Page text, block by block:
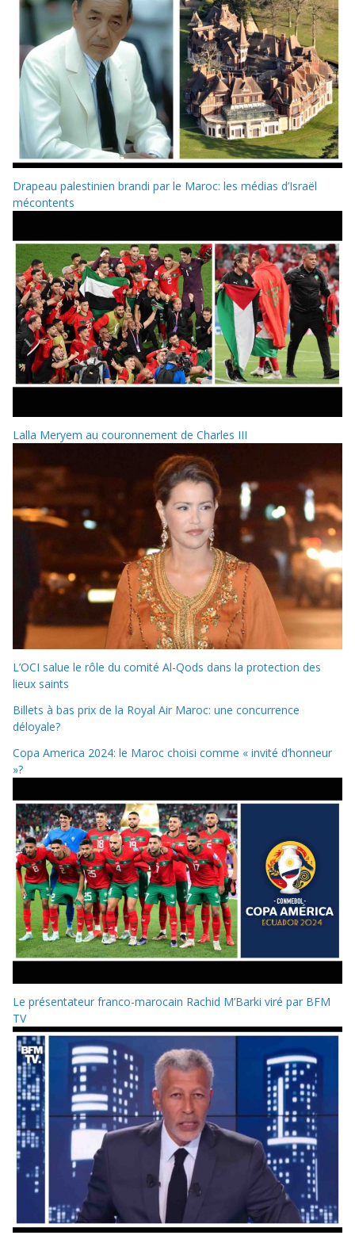
Drapeau palestinien brandi par le Maroc: les médias d’Israël
mécontents
Lalla Meryem au couronnement de Charles III
L’OCI salue le rôle du comité Al-Qods dans la protection des
lieux saints
Billets à bas prix de la Royal Air Maroc: une concurrence
déloyale?
Copa America 2024: le Maroc choisi comme « invité d’honneur
»?
Le présentateur franco-marocain Rachid M’Barki viré par BFM
TV